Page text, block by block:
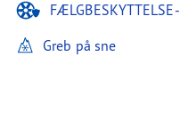
Greb på sne